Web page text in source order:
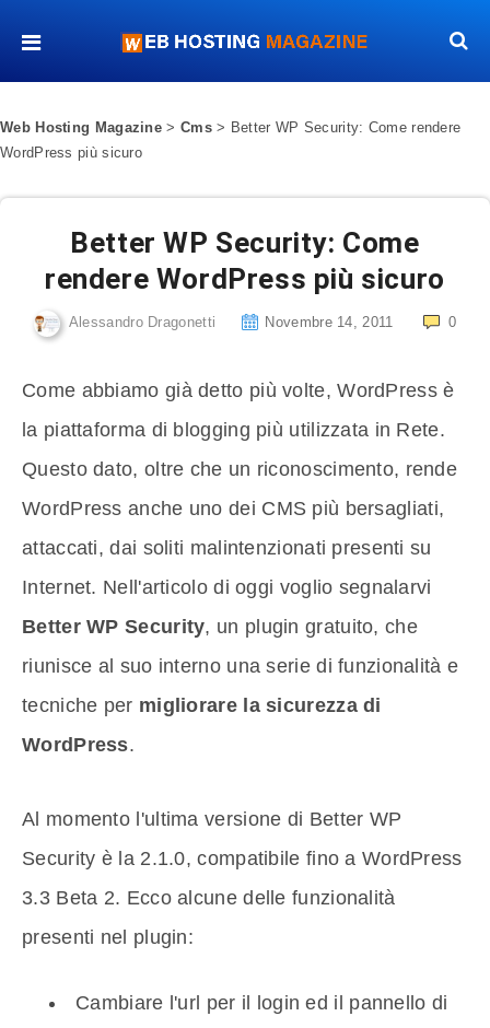
Web Hosting Magazine > Cms> Better WP Security: Come rendere
WordPress più sicuro
Better WP Security: Come
rendere WordPress più sicuro
Alessandro Dragonetti Novembre 14, 2011 0
Come abbiamo già detto più volte, WordPress è
la piattaforma di blogging più utilizzata in Rete.
Questo dato, oltre che un riconoscimento, rende
WordPress anche uno dei CMS più bersagliati,
attaccati, dai soliti malintenzionati presenti su
Internet. Nell'articolo di oggi voglio segnalarvi
Better WP Security, un plugin gratuito, che
riunisce al suo interno una serie di funzionalità e
tecniche per migliorare la sicurezza di
WordPress.
Al momento l'ultima versione di Better WP
Security è la 2.1.0, compatibile fino a WordPress
3.3 Beta 2. Ecco alcune delle funzionalità
presenti nel plugin:
Cambiare l'url per il login ed il pannello di